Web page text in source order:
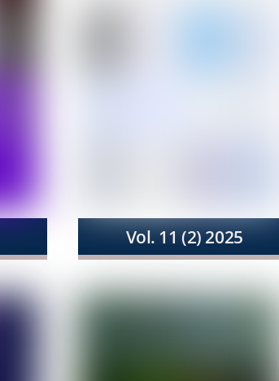
Vol. 11 (2) 2025